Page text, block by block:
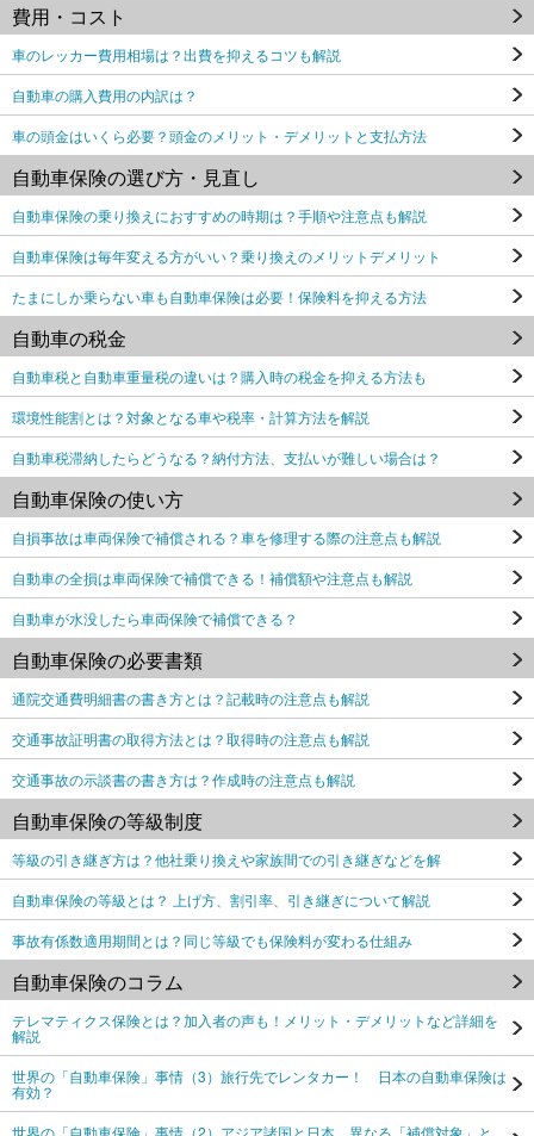
費用・コスト
車のレッカー費用相場は？出費を抑えるコツも解説
自動車の購入費用の内訳は？
車の頭金はいくら必要？頭金のメリット・デメリットと支払方法
自動車保険の選び方・見直し
自動車保険の乗り換えにおすすめの時期は？手順や注意点も解説
自動車保険は毎年変える方がいい？乗り換えのメリットデメリット
たまにしか乗らない車も自動車保険は必要！保険料を抑える方法
自動車の税金
自動車税と自動車重量税の違いは？購入時の税金を抑える方法も
環境性能割とは？対象となる車や税率・計算方法を解説
自動車税滞納したらどうなる？納付方法、支払いが難しい場合は？
自動車保険の使い方
自損事故は車両保険で補償される？車を修理する際の注意点も解説
自動車の全損は車両保険で補償できる！補償額や注意点も解説
自動車が水没したら車両保険で補償できる？
自動車保険の必要書類
通院交通費明細書の書き方とは？記載時の注意点も解説
交通事故証明書の取得方法とは？取得時の注意点も解説
交通事故の示談書の書き方は？作成時の注意点も解説
自動車保険の等級制度
等級の引き継ぎ方は？他社乗り換えや家族間での引き継ぎなどを解
自動車保険の等級とは？ 上げ方、割引率、引き継ぎについて解説
事故有係数適用期間とは？同じ等級でも保険料が変わる仕組み
自動車保険のコラム
テレマティクス保険とは？加入者の声も！メリット・デメリットなど詳細を
解説
世界の「自動車保険」事情（3）旅行先でレンタカー！ 日本の自動車保険は
有効？
世界の「自動車保険」事情（2）アジア諸国と日本、異なる「補償対象」と